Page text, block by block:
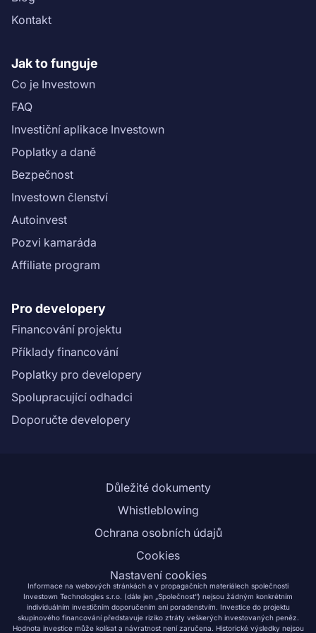
Kontakt
Jak to funguje
Co je Investown
FAQ
Investiční aplikace Investown
Poplatky a daně
Bezpečnost
Investown členství
Autoinvest
Pozvi kamaráda
Affiliate program
Pro developery
Financování projektu
Příklady financování
Poplatky pro developery
Spolupracující odhadci
Doporučte developery
Důležité dokumenty
Whistleblowing
Ochrana osobních údajů
Cookies
Nastavení cookies
Informace na webových stránkách a v propagačních materiálech společnosti
Investown Technologies s.r.o. (dále jen „Společnost“) nejsou žádným konkrétním
individuálním investičním doporučením ani poradenstvím. Investice do projektu
skupinového financování představuje riziko ztráty veškerých investovaných peněz.
Hodnota investice může kolísat a návratnost není zaručena. Historické výsledky nejsou